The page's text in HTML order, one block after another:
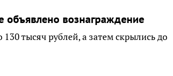
объявлено вознаграждение
тысяч рублей, а затем скрылись до